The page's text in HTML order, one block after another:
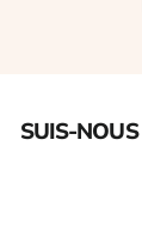
SUIS-